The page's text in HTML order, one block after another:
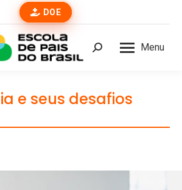
DOE
Menu
Buscar
e seus desafios